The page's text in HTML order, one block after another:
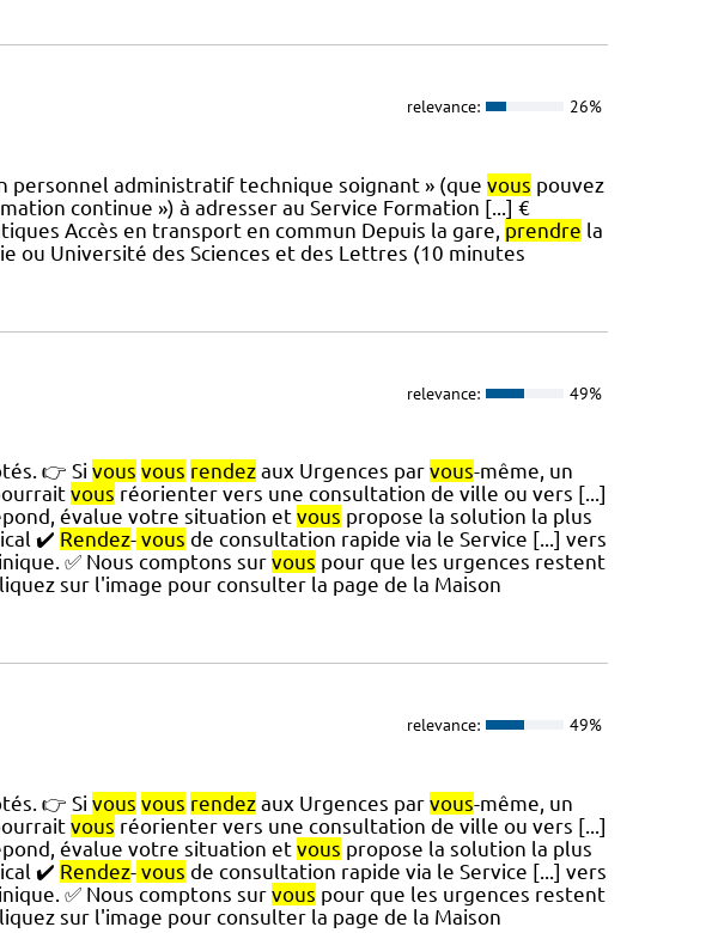
relevance: 26%
personnel administratif technique soignant » (que vous pouvez
continue ») à adresser au Service Formation [...] €
Accès en transport en commun Depuis la gare, prendre la
ou Université des Sciences et des Lettres (10 minutes
relevance: 49%
👉 Si vous vous rendezaux Urgences par vous-même, un
vous réorienter vers une consultation de ville ou vers [...]
évalue votre situation et vous propose la solution la plus
✔️ Rendez- vous de consultation rapide via le Service [...] vers
✅ Nous comptons sur vous pour que les urgences restent
sur l'image pour consulter la page de la Maison
relevance: 49%
👉 Si vous vous rendezaux Urgences par vous-même, un
vous réorienter vers une consultation de ville ou vers [...]
évalue votre situation et vous propose la solution la plus
✔️ Rendez- vous de consultation rapide via le Service [...] vers
✅ Nous comptons sur vous pour que les urgences restent
sur l'image pour consulter la page de la Maison